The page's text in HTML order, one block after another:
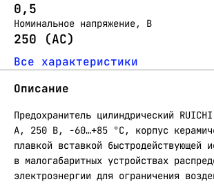
0,5
Номинальное напряжение, В
250 (АС)
Все характеристики
Описание
Предохранитель цилиндрический
А, 250 В, -60…+85 °C, корпус
плавкой вставкой быстродействующей
в малогабаритных устройствах
электроэнергии для ограничения